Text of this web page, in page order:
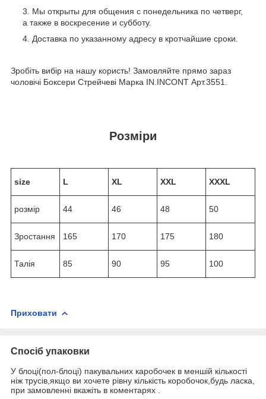
Мы открыты для общения с понедельника по четверг,
а также в воскресение и субботу.
Доставка по указанному адресу в кротчайшие сроки.
Зробіть вибір на нашу користь! Замовляйте прямо зараз
чоловічі Боксери Стрейчеві Марка IN.INCONT Арт.3551.
Розміри
size L XL XXL XXXL
розмір 44 46 48 50
Зростання 165 170 175 180
Талія 85 90 95 100
Приховати
Спосіб упаковки
У блоці(пол-блоці) пакувальних каробочек в меншій кількості
ніж трусів,якщо ви хочете рівну кількість коробочок,будь ласка,
при замовленні вкажіть в коментарях .